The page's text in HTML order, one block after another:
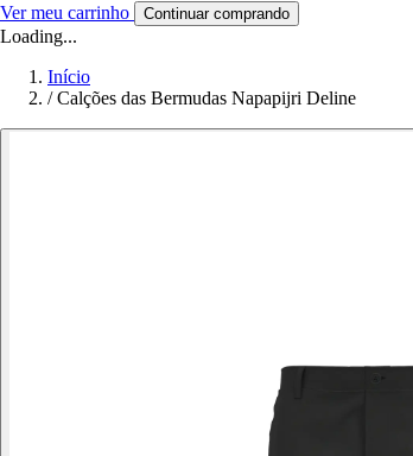
Ver meu carrinho Continuar comprando
Loading...
Início
/ Calções das Bermudas Napapijri Deline